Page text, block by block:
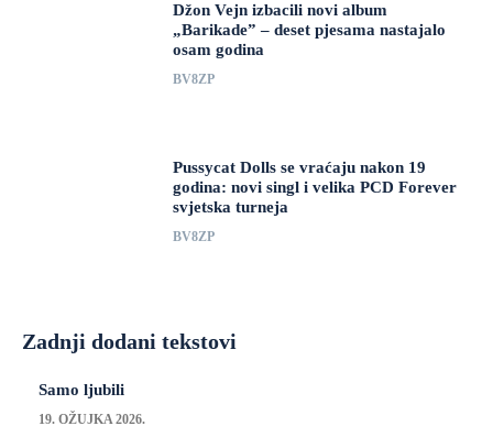
Džon Vejn izbacili novi album
„Barikade” – deset pjesama nastajalo
osam godina
BV8ZP
Pussycat Dolls se vraćaju nakon 19
godina: novi singl i velika PCD Forever
svjetska turneja
BV8ZP
Zadnji dodani tekstovi
Samo ljubili
19. OŽUJKA 2026.